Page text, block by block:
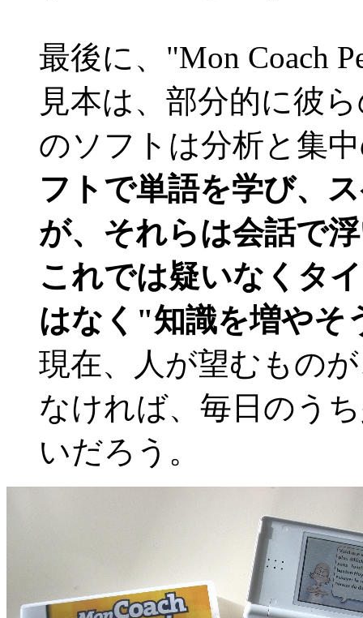
最後に、"Mon Coach
見本は、部分的に彼
のソフトは分析と集
フトで単語を学び、
が、それらは会話で
これでは疑いなくタ
はなく"知識を増やそ
現在、人が望むもの
なければ、毎日のう
いだろう。